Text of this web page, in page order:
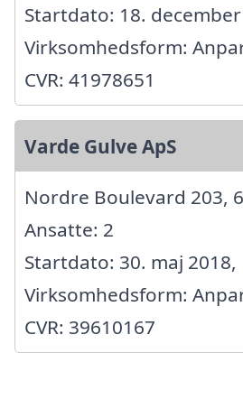
Startdato: 18.
Virksomhedsform:
CVR: 41978651
Varde Gulve ApS
Nordre Boulevard 203,
Ansatte: 2
Startdato: 30. maj 2018,
Virksomhedsform:
CVR: 39610167